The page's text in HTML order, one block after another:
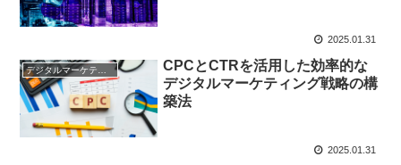
2025.01.31
CPCとCTRを活用した効率的な
デジタルマーケティング戦略の構
築法
2025.01.31